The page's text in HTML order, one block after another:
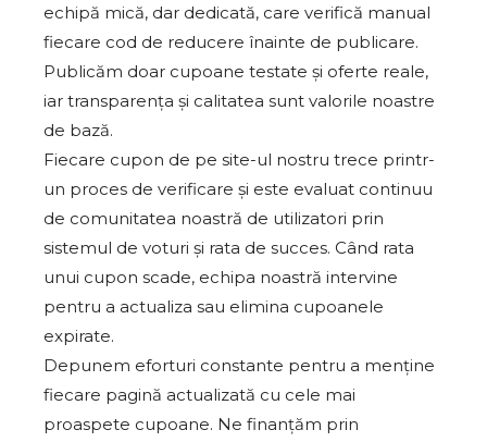
echipă mică, dar dedicată, care verifică manual
fiecare cod de reducere înainte de publicare.
Publicăm doar cupoane testate și oferte reale,
iar transparența și calitatea sunt valorile noastre
de bază.
Fiecare cupon de pe site-ul nostru trece printr-
un proces de verificare și este evaluat continuu
de comunitatea noastră de utilizatori prin
sistemul de voturi și rata de succes. Când rata
unui cupon scade, echipa noastră intervine
pentru a actualiza sau elimina cupoanele
expirate.
Depunem eforturi constante pentru a menține
fiecare pagină actualizată cu cele mai
proaspete cupoane. Ne finanțăm prin